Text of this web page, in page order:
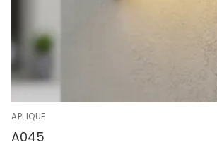
APLIQUE
A045